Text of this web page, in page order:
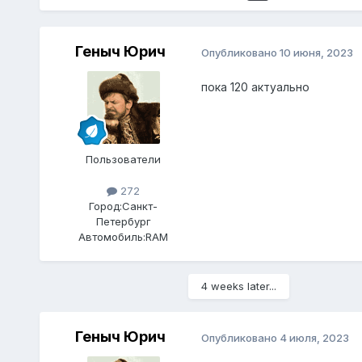
Геныч Юрич
Пользователи
272
Город:Санкт-
Петербург
Автомобиль:RAM
Опубликовано 10 июня, 2023
пока 120 актуально
4 weeks later...
Геныч Юрич Опубликовано 4 июля, 2023